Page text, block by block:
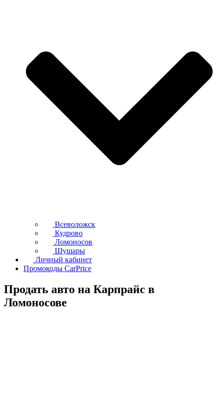
Всеволожск
Кудрово
Ломоносов
Шушары
Личный кабинет
Промокоды CarPrice
Продать авто на Карпрайс в
Ломоносове